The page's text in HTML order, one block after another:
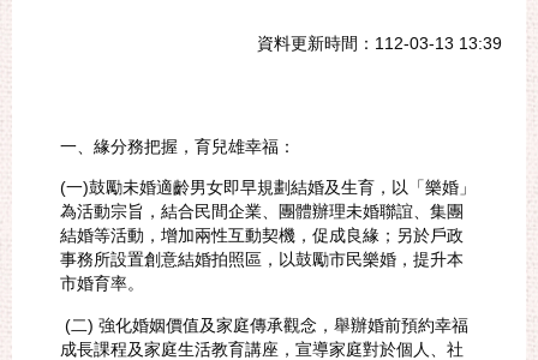
資料更新時間：112-03-13 13:39
一、緣分務把握，育兒雄幸福：
(一)鼓勵未婚適齡男女即早規劃結婚及生育，以「樂婚」
為活動宗旨，結合民間企業、團體辦理未婚聯誼、集團
結婚等活動，增加兩性互動契機，促成良緣；另於戶政
事務所設置創意結婚拍照區，以鼓勵市民樂婚，提升本
市婚育率。
(二) 強化婚姻價值及家庭傳承觀念，舉辦婚前預約幸福
成長課程及家庭生活教育講座，宣導家庭對於個人、社